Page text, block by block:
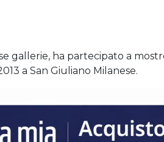
gallerie, ha partecipato a
a San Giuliano Milanese.